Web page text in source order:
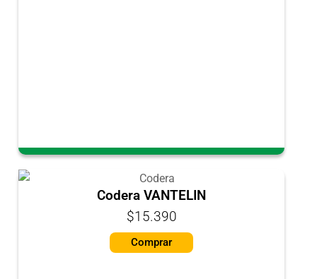
Codera VANTELIN
$15.390
Comprar